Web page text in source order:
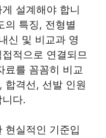
설계해야 합니
의 특징, 전형별
신 및 비교과 영
적으로 연결되므
료를 꼼꼼히 비교
합격선, 선발 인원
다.
현실적인 기준입